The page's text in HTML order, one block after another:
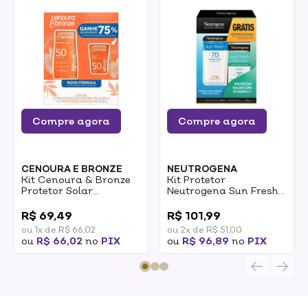
Compre agora
CENOURA E BRONZE
Kit Cenoura & Bronze
Protetor Solar
Protetor Solar Facial
FPS50 1un
R$ 69,49
ou 1x de R$ 66,02
ou R$ 66,02 no PIX
Compre agora
NEUTROGENA
Kit Protetor
Neutrogena Sun Fresh
+ Protetor Facial FPS70
40g
R$ 101,99
ou 2x de R$ 51,00
ou R$ 96,89 no PIX